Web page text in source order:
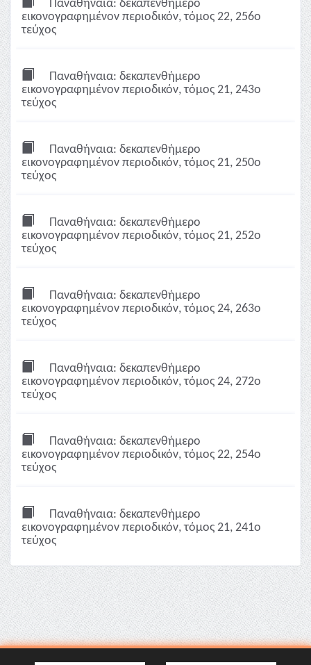
Παναθήναια: δεκαπενθήμερο
εικονογραφημένον περιοδικόν, τόμος 22, 256ο
τεύχος
Παναθήναια: δεκαπενθήμερο
εικονογραφημένον περιοδικόν, τόμος 21, 243ο
τεύχος
Παναθήναια: δεκαπενθήμερο
εικονογραφημένον περιοδικόν, τόμος 21, 250ο
τεύχος
Παναθήναια: δεκαπενθήμερο
εικονογραφημένον περιοδικόν, τόμος 21, 252ο
τεύχος
Παναθήναια: δεκαπενθήμερο
εικονογραφημένον περιοδικόν, τόμος 24, 263ο
τεύχος
Παναθήναια: δεκαπενθήμερο
εικονογραφημένον περιοδικόν, τόμος 24, 272ο
τεύχος
Παναθήναια: δεκαπενθήμερο
εικονογραφημένον περιοδικόν, τόμος 22, 254ο
τεύχος
Παναθήναια: δεκαπενθήμερο
εικονογραφημένον περιοδικόν, τόμος 21, 241ο
τεύχος